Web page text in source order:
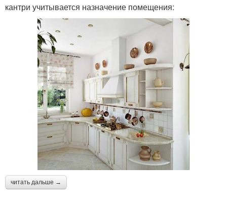
кантри учитывается назначение помещения:
читать дальше →